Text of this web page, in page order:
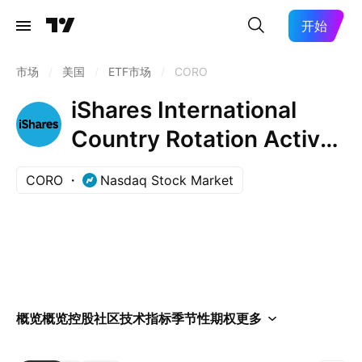
开始
市场 美国 ETF市场 CORO
iShares International
Country Rotation Active
ETF
CORO Nasdaq Stock Market
概览概览控股社区技术指标季节性期权更多